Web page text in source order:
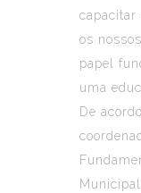
capacitar
os
papel
uma
De